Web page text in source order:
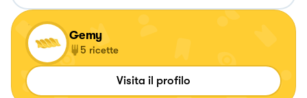
Gemy
5 ricette
Visita il profilo